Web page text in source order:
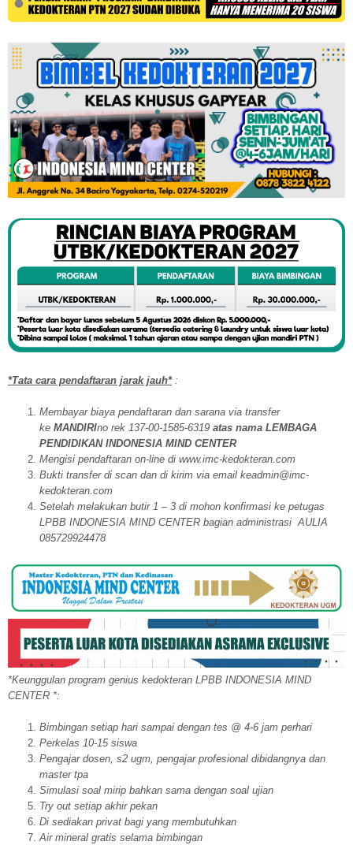
*Tata cara pendaftaran jarak jauh*:
Membayar biaya pendaftaran dan sarana via transfer
ke MANDIRIno rek 137-00-1585-6319 atas nama LEMBAGA
PENDIDIKAN INDONESIA MIND CENTER
Mengisi pendaftaran on-line di www.imc-kedokteran.com
Bukti transfer di scan dan di kirim via email keadmin@imc-
kedokteran.com
Setelah melakukan butir 1 – 3 di mohon konfirmasi ke petugas
LPBB INDONESIA MIND CENTER bagian administrasi AULIA
085729924478
*Keunggulan program genius kedokteran LPBB INDONESIA MIND
CENTER *:
Bimbingan setiap hari sampai dengan tes @ 4-6 jam perhari
Perkelas 10-15 siswa
Pengajar dosen, s2 ugm, pengajar profesional dibidangnya dan
master tpa
Simulasi soal mirip bahkan sama dengan soal ujian
Try out setiap akhir pekan
Di sediakan privat bagi yang membutuhkan
Air mineral gratis selama bimbingan